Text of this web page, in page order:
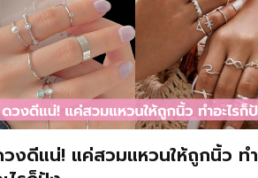
งดีแน่! แค่สวมแหวนให้ถูกนิ้ว ทำ